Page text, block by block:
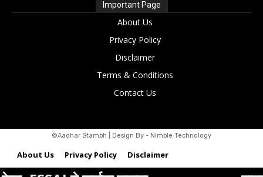
Important Page
About Us
Privacy Policy
Disclaimer
Terms & Conditions
Contact Us
©Aadhar Stambh | Design By - Nimble Technology
About Us Privacy Policy Disclaimer